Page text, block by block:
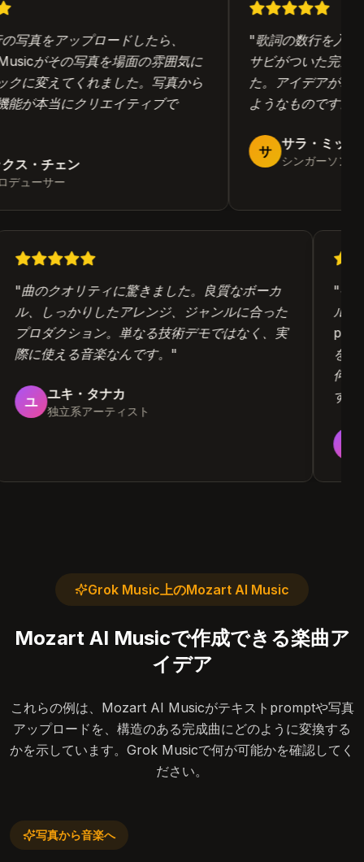
写真をアップロードしたら、
がその写真を場面の雰囲気に
に変えてくれました。写真から
が本当にクリエイティブで
ス・チェン
ューサー
歌詞の数行を入力
サビがついた完全
た。アイデアが尽
ようなものです。
サ サラ・ミッチ
シンガーソング
"曲のクオリティに驚きました。良質なボーカ
ル、しっかりしたアレンジ、ジャンルに合った
プロダクション。単なる技術デモではなく、実
際に使える音楽なんです。
ユ ユキ・タナカ
独立系アーティスト
Grok Music上のMozart AI Music
Mozart AI Musicで作成できる楽曲ア
イデア
これらの例は、Mozart AI Musicがテキストpromptや写真
アップロードを、構造のある完成曲にどのように変換する
かを示しています。Grok Musicで何が可能かを確認してく
ださい。
写真から音楽へ